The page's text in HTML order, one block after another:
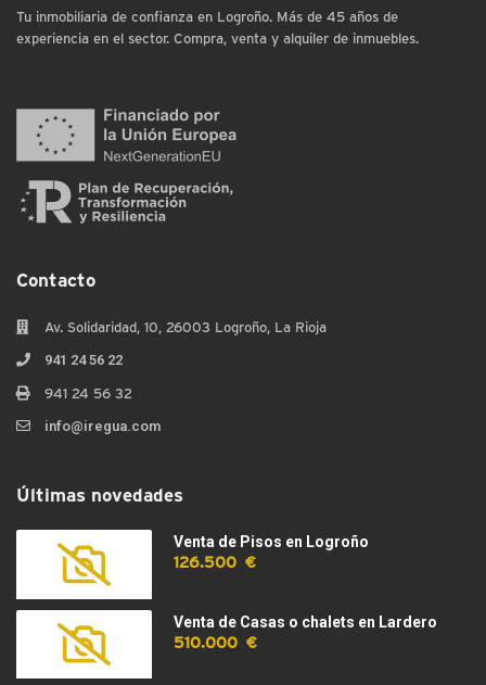
Tu inmobiliaria de confianza en Logroño. Más de 45 años de
experiencia en el sector. Compra, venta y alquiler de inmuebles.
Contacto
Av. Solidaridad, 10, 26003 Logroño, La Rioja
941 24 56 22
941 24 56 32
info@iregua.com
Últimas novedades
Venta de Pisos en Logroño
126.500 €
Venta de Casas o chalets en Lardero
510.000 €